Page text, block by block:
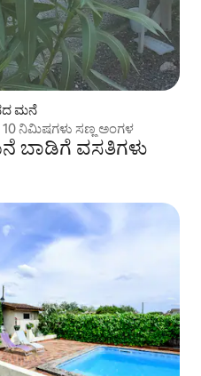
ಮನೆ
ನಿಮಿಷಗಳು ಸಣ್ಣ ಅಂಗಳ
ಬಾಡಿಗೆ ವಸತಿಗಳು